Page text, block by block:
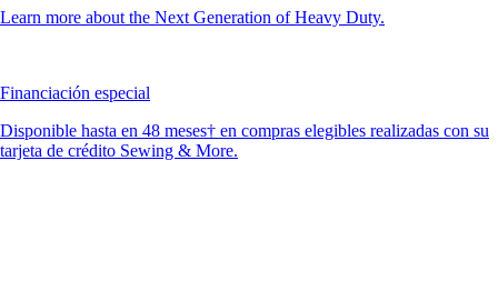
Learn more about the Next Generation of Heavy Duty.
Financiación especial
Disponible hasta en 48 meses† en compras elegibles realizadas con su
tarjeta de crédito Sewing & More.